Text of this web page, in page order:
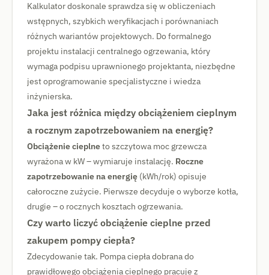
Kalkulator doskonale sprawdza się w obliczeniach
wstępnych, szybkich weryfikacjach i porównaniach
różnych wariantów projektowych. Do formalnego
projektu instalacji centralnego ogrzewania, który
wymaga podpisu uprawnionego projektanta, niezbędne
jest oprogramowanie specjalistyczne i wiedza
inżynierska.
Jaka jest różnica między obciążeniem cieplnym
a rocznym zapotrzebowaniem na energię?
Obciążenie cieplneto szczytowa moc grzewcza
wyrażona w kW – wymiaruje instalację. Roczne
zapotrzebowanie na energię (kWh/rok) opisuje
całoroczne zużycie. Pierwsze decyduje o wyborze kotła,
drugie – o rocznych kosztach ogrzewania.
Czy warto liczyć obciążenie cieplne przed
zakupem pompy ciepła?
Zdecydowanie tak. Pompa ciepła dobrana do
prawidłowego obciążenia cieplnego pracuje z